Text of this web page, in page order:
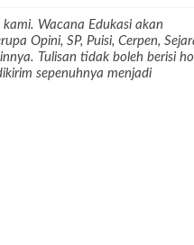
Wacana Edukasi akan
Opini, SP, Puisi, Cerpen,
Tulisan tidak boleh berisi
sepenuhnya menjadi